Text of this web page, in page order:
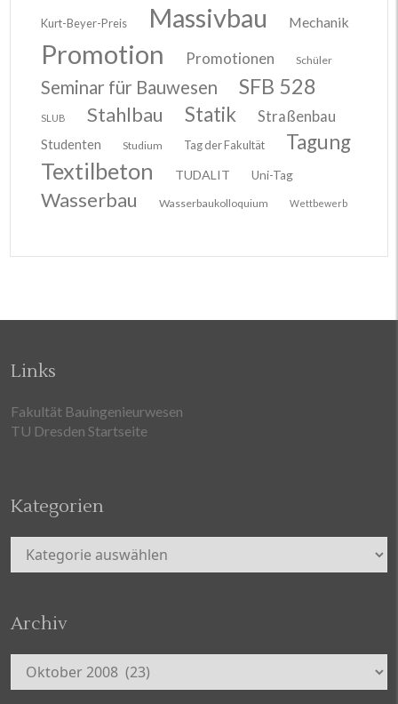
Kurt-Beyer-Preis Massivbau Mechanik
Promotion Promotionen Schüler
Seminar für Bauwesen SFB 528
SLUB Stahlbau Statik Straßenbau
Studenten Studium Tag der Fakultät Tagung
Textilbeton TUDALIT Uni-Tag
Wasserbau Wasserbaukolloquium Wettbewerb
Links
Fakultät Bauingenieurwesen
TU Dresden Startseite
Kategorien
Kategorien
Archiv
Archiv